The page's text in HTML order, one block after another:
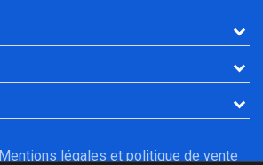
Mentions légales et politique de vente